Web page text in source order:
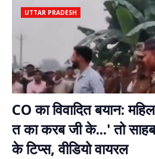
UTTAR PRADESH
CO का विवादित बयान:
त का करब जी के...' तो
के टिप्स, वीडियो वायरल